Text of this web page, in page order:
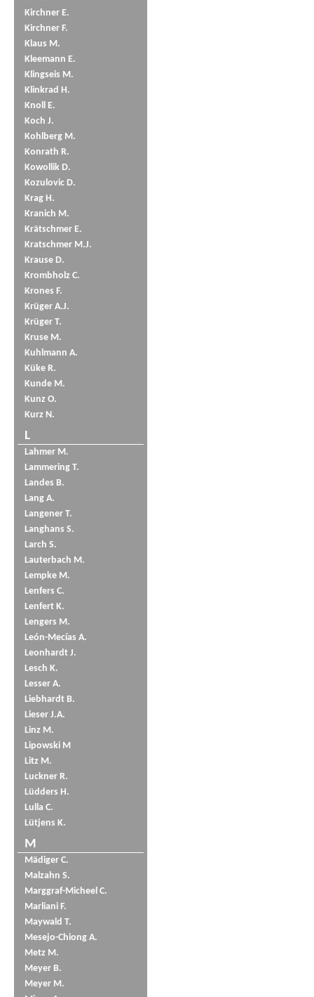
Kirchner E.
Kirchner F.
Klaus M.
Kleemann E.
Klingseis M.
Klinkrad H.
Knoll E.
Koch J.
Kohlberg M.
Konrath R.
Kowollik D.
Kozulovic D.
Krag H.
Kranich M.
Krätschmer E.
Kratschmer M.J.
Krause D.
Krombholz C.
Krones F.
Krüger A.J.
Krüger T.
Kruse M.
Kuhlmann A.
Küke R.
Kunde M.
Kunz O.
Kurz N.
L
Lahmer M.
Lammering T.
Landes B.
Lang A.
Langener T.
Langhans S.
Larch S.
Lauterbach M.
Lempke M.
Lenfers C.
Lenfert K.
Lengers M.
León-Mecías A.
Leonhardt J.
Lesch K.
Lesser A.
Liebhardt B.
Lieser J.A.
Linz M.
Lipowski M
Litz M.
Luckner R.
Lüdders H.
Lulla C.
Lütjens K.
M
Mädiger C.
Malzahn S.
Marggraf-Micheel C.
Marliani F.
Maywald T.
Mesejo-Chiong A.
Metz M.
Meyer B.
Meyer M.